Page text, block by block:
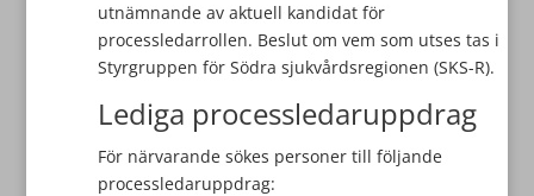
utnämnande av aktuell kandidat för
processledarrollen. Beslut om vem som utses tas i
Styrgruppen för Södra sjukvårdsregionen (SKS-R).
Lediga processledaruppdrag
För närvarande sökes personer till följande
processledaruppdrag: